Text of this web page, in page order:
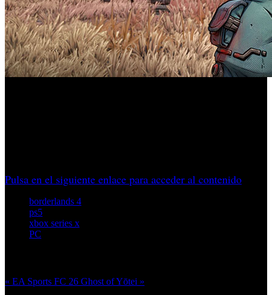
Pulsa en el siguiente enlace para acceder al contenido
borderlands 4
ps5
xbox series x
PC
« EA Sports FC 26 Ghost of Yōtei »